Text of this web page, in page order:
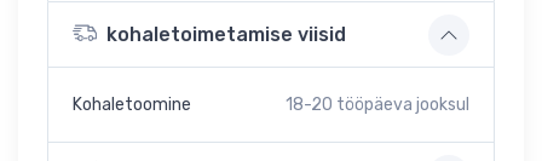
kohaletoimetamise viisid
Kohaletoomine 18-20 tööpäeva jooksul